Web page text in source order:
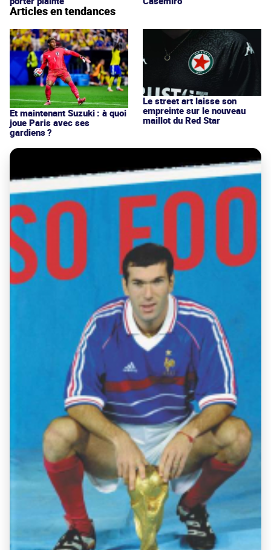
Articles en tendances
Et maintenant Suzuki : à quoi
joue Paris avec ses
gardiens ?
Le street art laisse son
empreinte sur le nouveau
maillot du Red Star